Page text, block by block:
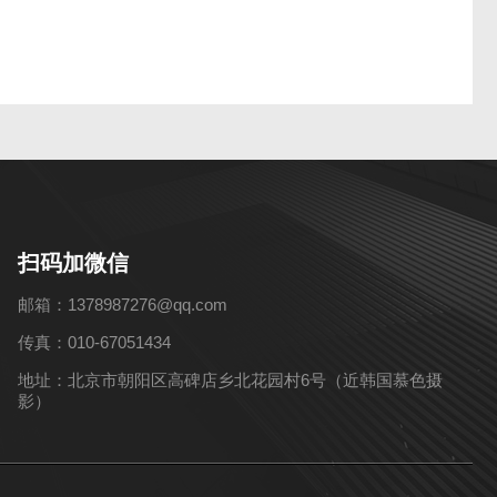
扫码加微信
邮箱：1378987276@qq.com
传真：010-67051434
地址：北京市朝阳区高碑店乡北花园村6号（近韩国慕色摄
影）